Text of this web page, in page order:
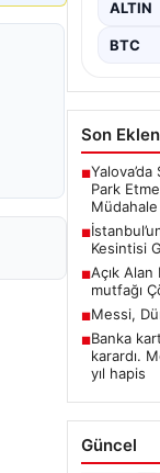
ALTIN
BTC
Son
■
Park
Müdahale
■
Kesintisi
■Açık
mutfağı
■Messi,
■Banka
karardı.
yıl hapis
Güncel